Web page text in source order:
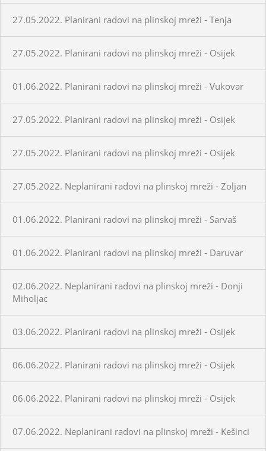
27.05.2022. Planirani radovi na plinskoj mreži - Tenja
27.05.2022. Planirani radovi na plinskoj mreži - Osijek
01.06.2022. Planirani radovi na plinskoj mreži - Vukovar
27.05.2022. Planirani radovi na plinskoj mreži - Osijek
27.05.2022. Planirani radovi na plinskoj mreži - Osijek
27.05.2022. Neplanirani radovi na plinskoj mreži - Zoljan
01.06.2022. Planirani radovi na plinskoj mreži - Sarvaš
01.06.2022. Planirani radovi na plinskoj mreži - Daruvar
02.06.2022. Neplanirani radovi na plinskoj mreži - Donji
Miholjac
03.06.2022. Planirani radovi na plinskoj mreži - Osijek
06.06.2022. Planirani radovi na plinskoj mreži - Osijek
06.06.2022. Planirani radovi na plinskoj mreži - Osijek
07.06.2022. Neplanirani radovi na plinskoj mreži - Kešinci